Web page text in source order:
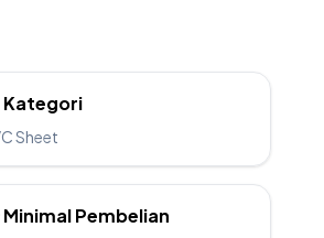
Kategori
Sheet
Minimal Pembelian